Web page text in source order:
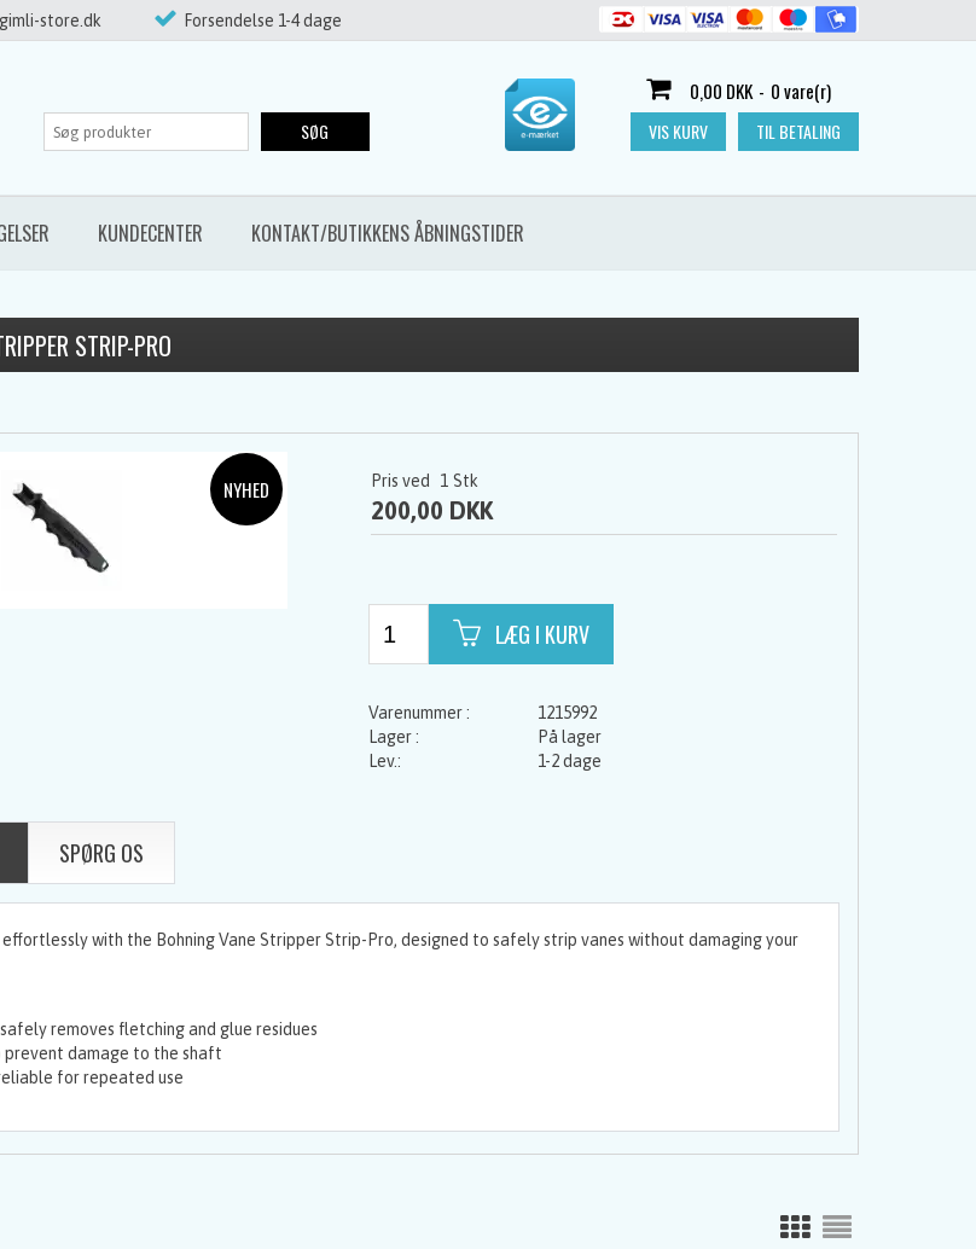
store.dk Forsendelse 1-4 dage
0,00 DKK - 0 vare(r)
VIS KURV TIL BETALING
KUNDECENTER KONTAKT/BUTIKKENS ÅBNINGSTIDER
SØG
STRIP-PRO
Pris ved 1 Stk
200,00 DKK
1215992
På lager
1-2 dage
SPØRG OS
effortlessly with the Bohning Vane Stripper Strip-Pro, designed to safely strip vanes without damaging your
removes fletching and glue residues
prevent damage to the shaft
for repeated use